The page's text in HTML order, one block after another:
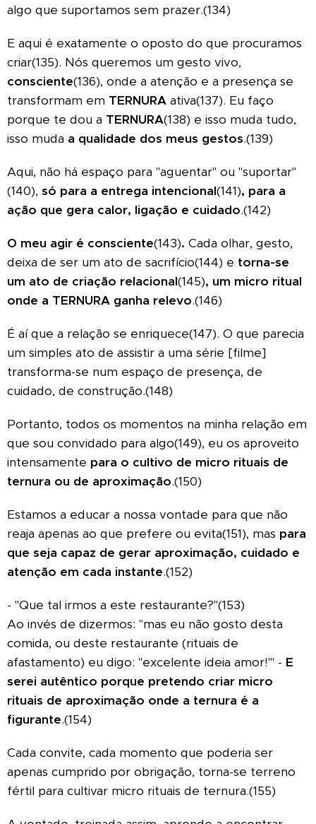
algo que suportamos sem prazer.(134)
E aqui é exatamente o oposto do que procuramos
criar(135). Nós queremos um gesto vivo,
consciente(136), onde a atenção e a presença se
transformam em TERNURA ativa(137). Eu faço
porque te dou a TERNURA(138) e isso muda tudo,
isso muda a qualidade dos meus gestos.(139)
Aqui, não há espaço para "aguentar" ou "suportar"
(140), só para a entrega intencional(141), para a
ação que gera calor, ligação e cuidado.(142)
O meu agir é consciente(143). Cada olhar, gesto,
deixa de ser um ato de sacrifício(144) e torna-se
um ato de criação relacional(145), um micro ritual
onde a TERNURA ganha relevo.(146)
É aí que a relação se enriquece(147). O que parecia
um simples ato de assistir a uma série [filme]
transforma-se num espaço de presença, de
cuidado, de construção.(148)
Portanto, todos os momentos na minha relação em
que sou convidado para algo(149), eu os aproveito
intensamente para o cultivo de micro rituais de
ternura ou de aproximação.(150)
Estamos a educar a nossa vontade para que não
reaja apenas ao que prefere ou evita(151), mas para
que seja capaz de gerar aproximação, cuidado e
atenção em cada instante.(152)
- "Que tal irmos a este restaurante?"(153)
Ao invés de dizermos: "mas eu não gosto desta
comida, ou deste restaurante (rituais de
afastamento) eu digo: "excelente ideia amor!"' - E
serei autêntico porque pretendo criar micro
rituais de aproximação onde a ternura é a
figurante.(154)
Cada convite, cada momento que poderia ser
apenas cumprido por obrigação, torna-se terreno
fértil para cultivar micro rituais de ternura.(155)